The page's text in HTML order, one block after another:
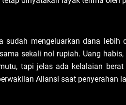
sudah mengeluarkan dana
sekali nol rupiah. Uang
tapi jelas ada kelalaian
Aliansi saat penyerahan